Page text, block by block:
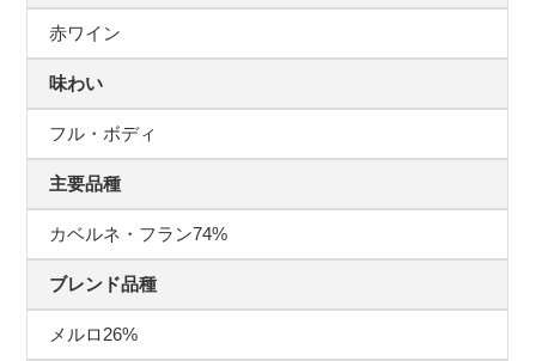
赤ワイン
味わい
フル・ボディ
主要品種
カベルネ・フラン74%
ブレンド品種
メルロ26%